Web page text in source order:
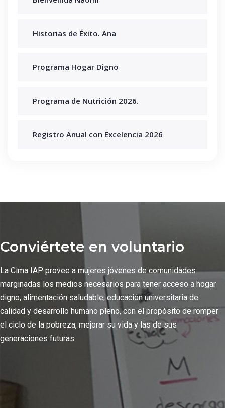
Historias de Éxito. Ana
Programa Hogar Digno
Programa de Nutrición 2026.
Registro Anual con Excelencia 2026
Conviértete en voluntario
La Cima IAP provee a mujeres jóvenes de comunidades
marginadas los medios necesarios para tener acceso a hogar
digno, alimentación saludable, educación universitaria de
calidad y desarrollo humano pleno, con el propósito de romper
el ciclo de la pobreza, mejorar su vida y las de sus
generaciones futuras.